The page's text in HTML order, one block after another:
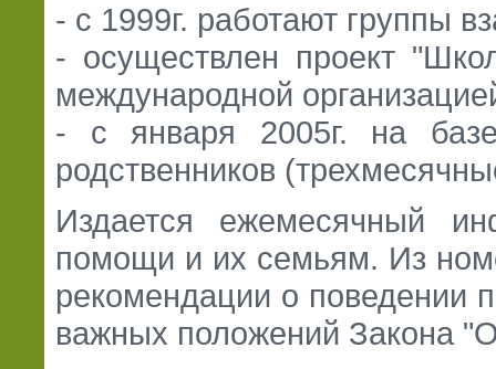
- с 1999г. работают группы
- осуществлен проект
международной
- с января 2005г. на
родственников
Издается ежемесячный
помощи и их семьям. Из
рекомендации о поведении
важных положений Закона